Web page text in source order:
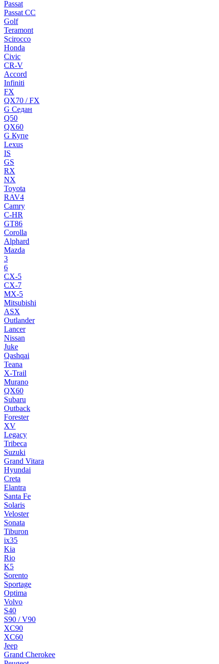
Passat
Passat CC
Golf
Teramont
Scirocco
Honda
Civic
CR-V
Accord
Infiniti
FX
QX70 / FX
G Cедан
Q50
QX60
G Купе
Lexus
IS
GS
RX
NX
Toyota
RAV4
Camry
C-HR
GT86
Corolla
Alphard
Mazda
3
6
CX-5
CX-7
MX-5
Mitsubishi
ASX
Outlander
Lancer
Nissan
Juke
Qashqai
Teana
X-Trail
Murano
QX60
Subaru
Outback
Forester
XV
Legacy
Tribeca
Suzuki
Grand Vitara
Hyundai
Creta
Elantra
Santa Fe
Solaris
Veloster
Sonata
Tiburon
ix35
Kia
Rio
K5
Sorento
Sportage
Optima
Volvo
S40
S90 / V90
XC90
XC60
Jeep
Grand Cherokee